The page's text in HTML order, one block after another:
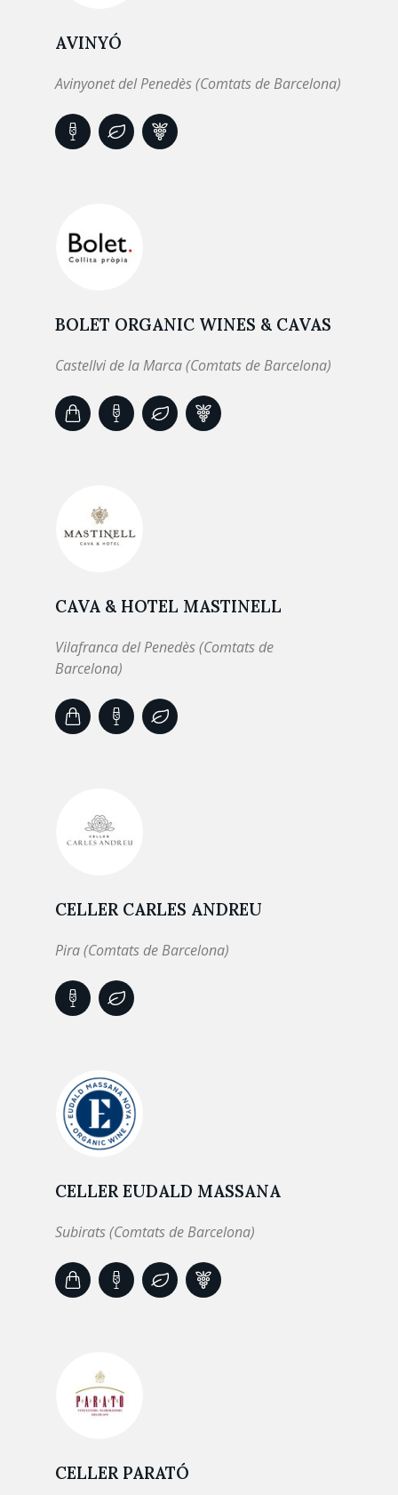
AVINYÓ
Avinyonet del Penedès (Comtats de Barcelona)
BOLET ORGANIC WINES & CAVAS
Castellvi de la Marca (Comtats de Barcelona)
CAVA & HOTEL MASTINELL
Vilafranca del Penedès (Comtats de
Barcelona)
CELLER CARLES ANDREU
Pira (Comtats de Barcelona)
CELLER EUDALD MASSANA
Subirats (Comtats de Barcelona)
CELLER PARATÓ